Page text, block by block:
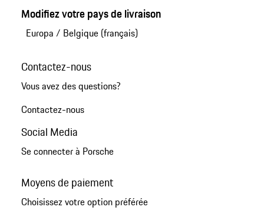
Modifiez votre pays de livraison
Europa / Belgique (français)
Contactez-nous
Vous avez des questions?
Contactez-nous
Social Media
Se connecter à Porsche
Moyens de paiement
Choisissez votre option préférée